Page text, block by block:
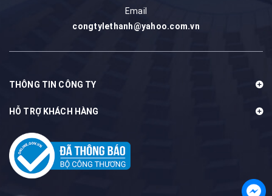
Email
congtylethanh@yahoo.com.vn
THÔNG TIN CÔNG TY
HỖ TRỢ KHÁCH HÀNG